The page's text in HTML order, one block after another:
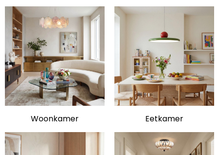
Woonkamer Eetkamer